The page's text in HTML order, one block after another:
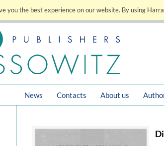
you the best experience on our website. By using
News Contacts About us